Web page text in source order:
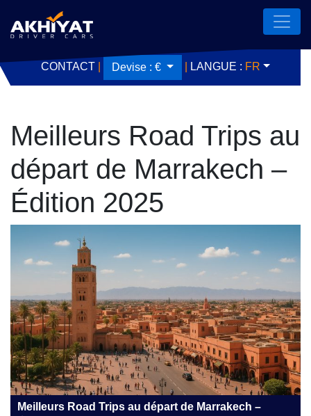
CONTACT Devise :€ LANGUE : FR
Meilleurs Road Trips au
départ de Marrakech –
Édition 2025
Meilleurs Road Trips au départ de Marrakech –